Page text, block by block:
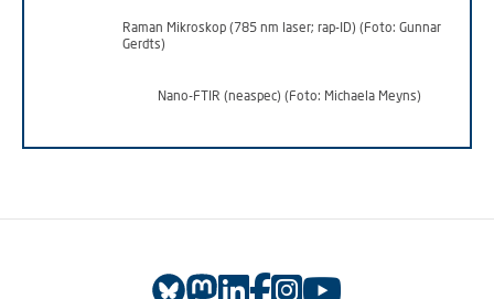
Raman Mikroskop (785 nm laser; rap-ID) (Foto: Gunnar
Gerdts)
Nano-FTIR (neaspec) (Foto: Michaela Meyns)